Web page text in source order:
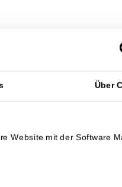
Über
Website mit der Software
Appell wenden